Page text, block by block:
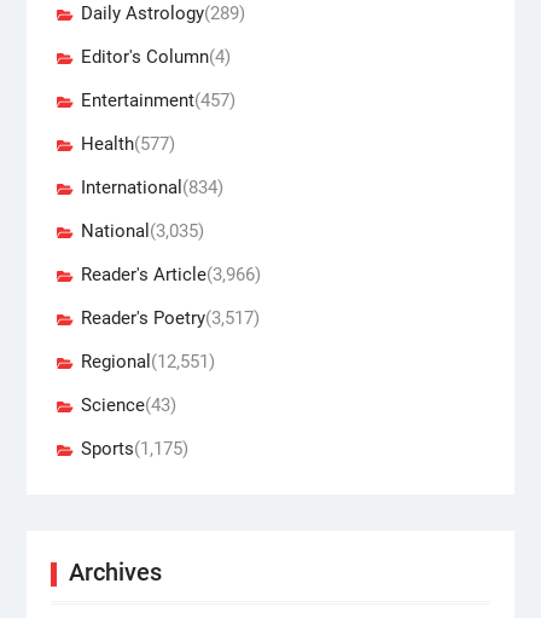
Daily Astrology(289)
Editor's Column(4)
Entertainment(457)
Health(577)
International (834)
National (3,035)
Reader's Article(3,966)
Reader's Poetry(3,517)
Regional (12,551)
Science(43)
Sports(1,175)
Archives